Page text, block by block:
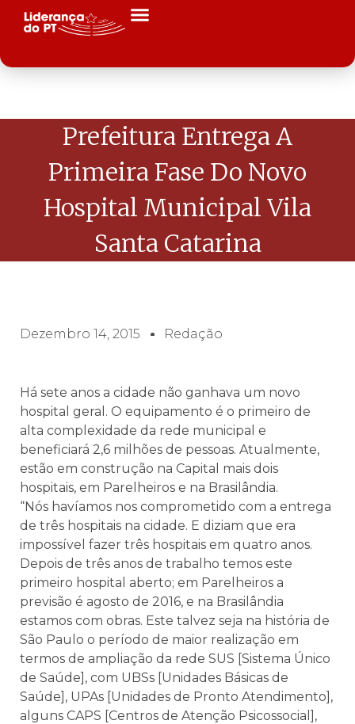
Prefeitura Entrega A
Primeira Fase Do Novo
Hospital Municipal Vila
Santa Catarina
Dezembro 14, 2015 Redação
Há sete anos a cidade não ganhava um novo
hospital geral. O equipamento é o primeiro de
alta complexidade da rede municipal e
beneficiará 2,6 milhões de pessoas. Atualmente,
estão em construção na Capital mais dois
hospitais, em Parelheiros e na Brasilândia.
“Nós havíamos nos comprometido com a entrega
de três hospitais na cidade. E diziam que era
impossível fazer três hospitais em quatro anos.
Depois de três anos de trabalho temos este
primeiro hospital aberto; em Parelheiros a
previsão é agosto de 2016, e na Brasilândia
estamos com obras. Este talvez seja na história de
São Paulo o período de maior realização em
termos de ampliação da rede SUS [Sistema Único
de Saúde], com UBSs [Unidades Básicas de
Saúde], UPAs [Unidades de Pronto Atendimento],
alguns CAPS [Centros de Atenção Psicossocial],